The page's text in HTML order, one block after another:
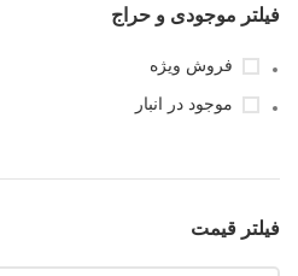
فیلتر موجودی و حراج
فروش ویژه
موجود در انبار
فیلتر قیمت